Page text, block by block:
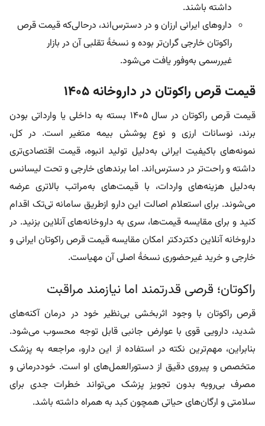
داشته باشند.
داروهای ایرانی ارزان و در دسترس‌اند، در‌حالی‌که قیمت قرص
راکوتان خارجی گران‌تر بوده و نسخۀ تقلبی آن در بازار
غیررسمی به‌وفور یافت می‌شود.
قیمت قرص راکوتان در داروخانه ۱۴۰۵
قیمت قرص راکوتان در سال ۱۴۰۵ بسته به داخلی یا وارداتی بودن
برند، نوسانات ارزی و نوع پوشش بیمه متغیر است. در کل،
نمونه‌های باکیفیت ایرانی به‌دلیل تولید انبوه، قیمت اقتصادی‌تری
داشته و راحت‌تر در دسترس‌اند. اما برندهای خارجی و تحت لیسانس
به‌دلیل هزینه‌های واردات، با قیمت‌های به‌مراتب بالاتری عرضه
می‌شوند. برای استعلام اصالت این دارو از‌طریق سامانه تی‌تک اقدام
کنید و برای مقایسه قیمت‌ها، سری به داروخانه‌های آنلاین بزنید. در
داروخانه آنلاین دکتردکتر امکان مقایسه قیمت قرص راکوتان ایرانی و
خارجی و خرید غیرحضوری نسخۀ اصلی آن مهیاست.
راکوتان؛ قرصی قدرتمند اما نیازمند مراقبت
قرص راکوتان با وجود اثربخشی بی‌نظیر خود در درمان آکنه‌های
شدید، دارویی قوی با عوارض جانبی قابل توجه محسوب می‌شود.
بنابراین، مهم‌ترین نکته در استفاده از این دارو، مراجعه به پزشک
متخصص و پیروی دقیق از دستورالعمل‌های او است. خوددرمانی و
مصرف بی‌رویه بدون تجویز پزشک می‌تواند خطرات جدی برای
سلامتی و ارگان‌های حیاتی همچون کبد به همراه داشته باشد.